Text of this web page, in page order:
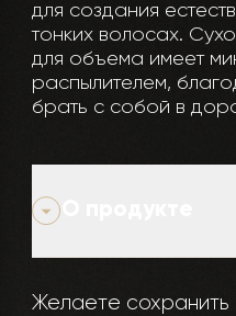
для создания
тонких волосах.
для объема имеет
распылителем,
брать с собой в
Желаете сохранить